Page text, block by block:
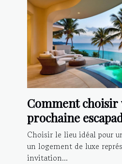
Comment choisir
prochaine
logement de luxe
Choisir le lieu idéal pour
un logement de luxe
invitation...